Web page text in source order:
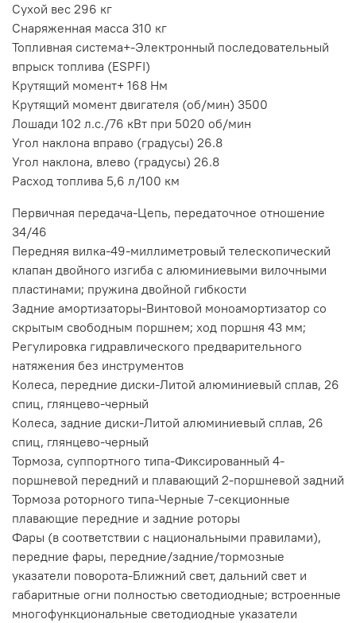
Сухой вес 296 кг
Снаряженная масса 310 кг
Топливная система+-Электронный последовательный
впрыск топлива (ESPFI)
Крутящий момент+ 168 Нм
Крутящий момент двигателя (об/мин) 3500
Лошади 102 л.с./76 кВт при 5020 об/мин
Угол наклона вправо (градусы) 26.8
Угол наклона, влево (градусы) 26.8
Расход топлива 5,6 л/100 км
Первичная передача-Цепь, передаточное отношение
34/46
Передняя вилка-49-миллиметровый телескопический
клапан двойного изгиба с алюминиевыми вилочными
пластинами; пружина двойной гибкости
Задние амортизаторы-Винтовой моноамортизатор со
скрытым свободным поршнем; ход поршня 43 мм;
Регулировка гидравлического предварительного
натяжения без инструментов
Колеса, передние диски-Литой алюминиевый сплав, 26
спиц, глянцево-черный
Колеса, задние диски-Литой алюминиевый сплав, 26
спиц, глянцево-черный
Тормоза, суппортного типа-Фиксированный 4-
поршневой передний и плавающий 2-поршневой задний
Тормоза роторного типа-Черные 7-секционные
плавающие передние и задние роторы
Фары (в соответствии с национальными правилами),
передние фары, передние/задние/тормозные
указатели поворота-Ближний свет, дальний свет и
габаритные огни полностью светодиодные; встроенные
многофункциональные светодиодные указатели